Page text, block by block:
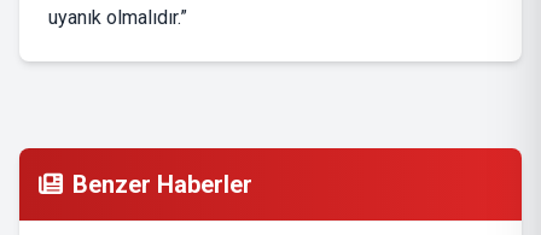
uyanık olmalıdır.”
Benzer Haberler